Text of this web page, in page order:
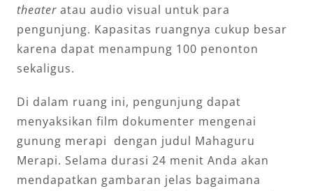
theater atau audio visual untuk para
pengunjung. Kapasitas ruangnya cukup besar
karena dapat menampung 100 penonton
sekaligus.
Di dalam ruang ini, pengunjung dapat
menyaksikan film dokumenter mengenai
gunung merapi dengan judul Mahaguru
Merapi. Selama durasi 24 menit Anda akan
mendapatkan gambaran jelas bagaimana